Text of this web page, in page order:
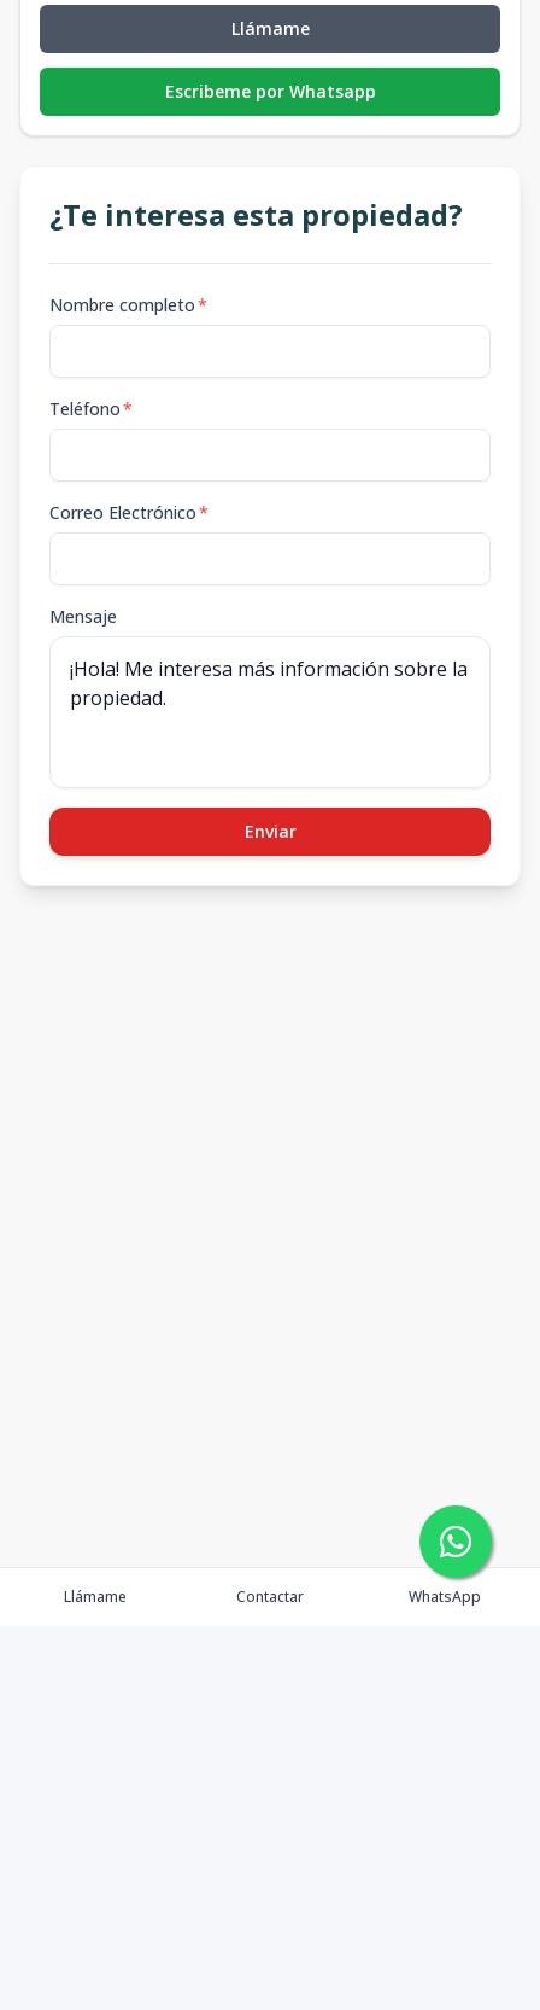
Llámame
Escribeme por Whatsapp
¿Te interesa esta propiedad?
Nombre completo*
Teléfono*
Correo Electrónico*
Mensaje
Enviar
Llámame Contactar WhatsApp